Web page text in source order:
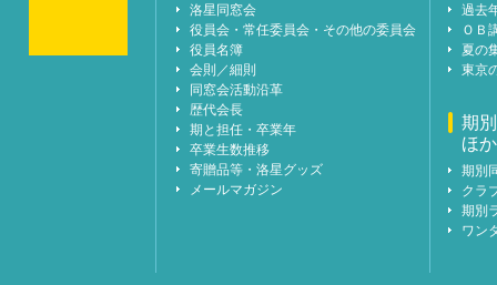
洛星同窓会
役員会・常任委員会・その他の委員会
役員名簿
会則／細則
同窓会活動沿革
歴代会長
期と担任・卒業年
卒業生数推移
寄贈品等・洛星グッズ
メールマガジン
過去
ＯＢ
夏の
東京
期
ほか
期別
クラ
期別
ワン